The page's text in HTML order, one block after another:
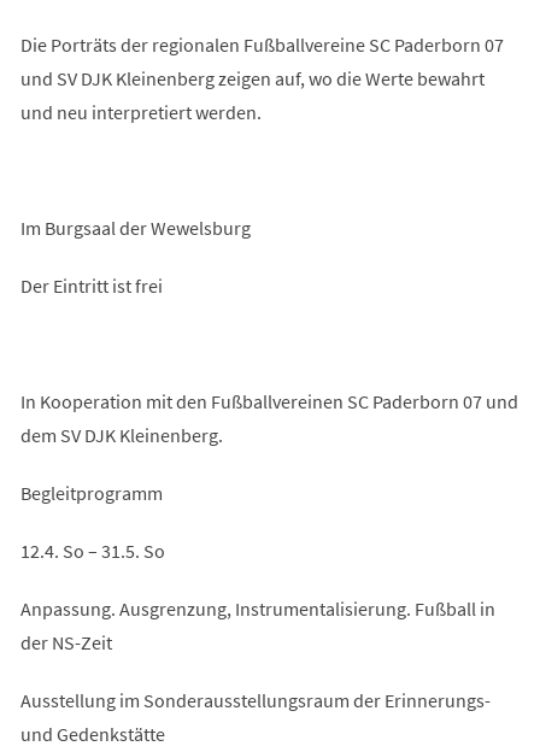
Die Porträts der regionalen Fußballvereine SC Paderborn 07
und SV DJK Kleinenberg zeigen auf, wo die Werte bewahrt
und neu interpretiert werden.
Im Burgsaal der Wewelsburg
Der Eintritt ist frei
In Kooperation mit den Fußballvereinen SC Paderborn 07 und
dem SV DJK Kleinenberg.
Begleitprogramm
12.4. So – 31.5. So
Anpassung. Ausgrenzung, Instrumentalisierung. Fußball in
der NS-Zeit
Ausstellung im Sonderausstellungsraum der Erinnerungs-
und Gedenkstätte